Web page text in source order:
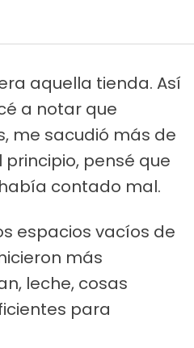
aquella tienda. Así
a notar que
me sacudió más de
pensé que
contado mal.
espacios vacíos de
más
leche, cosas
para